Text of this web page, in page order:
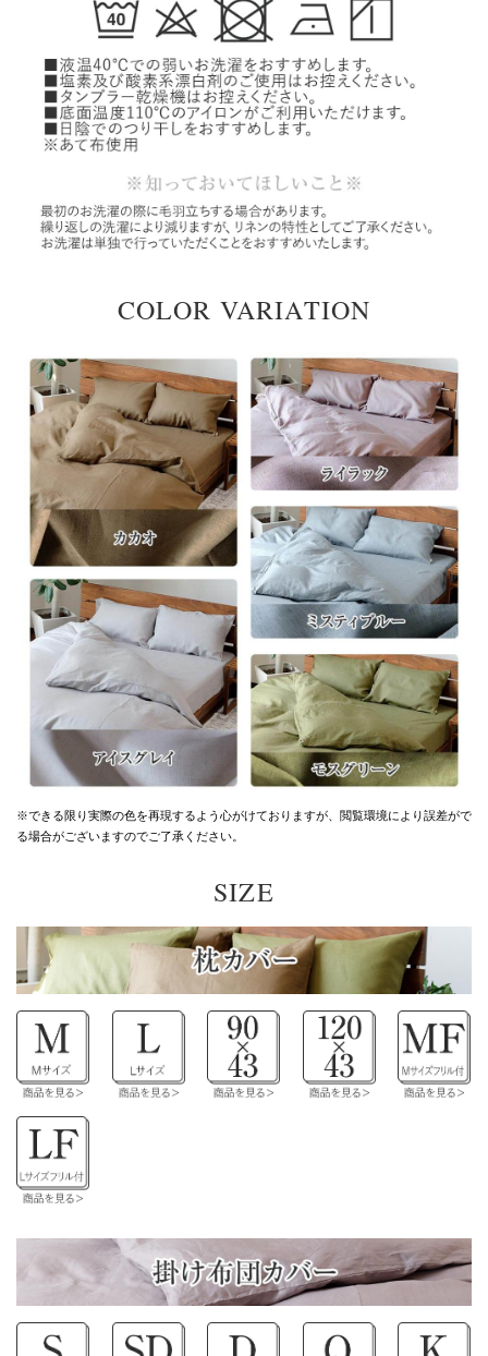
COLOR VARIATION
※できる限り実際の色を再現するよう心がけておりますが、 閲覧環境により誤差がで
る場合がございますのでご了承ください。
SIZE